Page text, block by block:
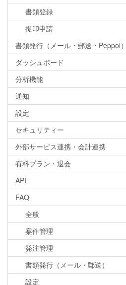
書類登録
捉印申請
書類発行（メール・郵送・Peppol）
ダッシュボード
分析機能
通知
設定
セキュリティー
外部サービス連携・会計連携
有料プラン・退会
API
FAQ
全般
案件管理
発注管理
書類発行（メール・郵送）
設定